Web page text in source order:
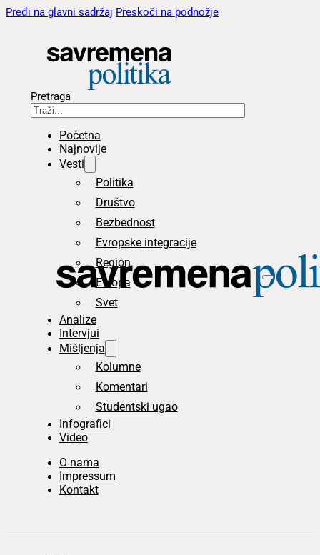
Pređi na glavni sadržaj Preskoči na podnožje
Pretraga
Početna
Najnovije
Vesti
Politika
Društvo
Bezbednost
Evropske integracije
Region
Evropa
Svet
Analize
Intervjui
Mišljenja
Kolumne
Komentari
Studentski ugao
Infografici
Video
O nama
Impressum
Kontakt